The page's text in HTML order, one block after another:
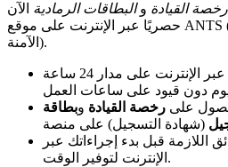
رخصة القيادة والبطاقات الرمادية الآن
حصريًا عبر الإنترنت على موقع ANTS (الوكالة الوطنية للوثائق
الآمنة).
يمكنك الوصول إلى الخدمات عبر الإنترنت على مدار 24 ساعة
على رخصة القيادة وبطاقة
اللازمة قبل بدء إجراءاتك عبر
الإنترنت لتوفير الوقت.